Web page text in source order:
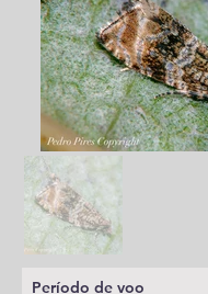
Período de voo